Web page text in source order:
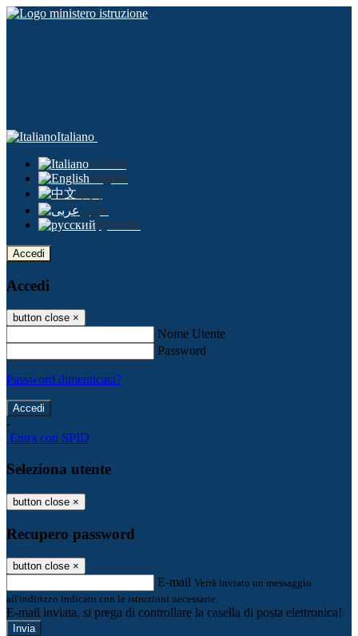
Italiano
Italiano
English
中文
عربى
русский
Accedi
Accedi
button close ×
Nome Utente
Password
Password dimenticata?
-
Entra con SPID
Seleziona utente
button close ×
Recupero password
button close ×
E-mail Verrà inviato un messaggio
all'indirizzo indicato con le istruzioni necessarie.
E-mail inviata, si prega di controllare la casella di posta elettronica!